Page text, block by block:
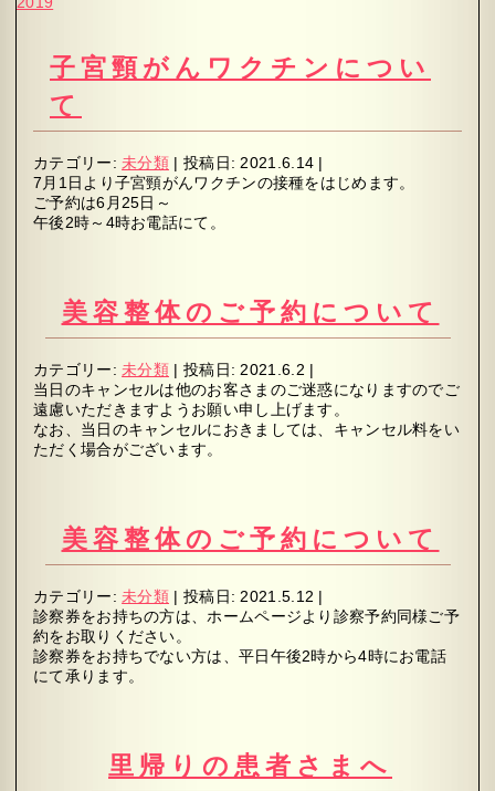
子宮頸がんワクチンについ
て
カテゴリー:未分類 | 投稿日: 2021.6.14 |
7月1日より子宮頸がんワクチンの接種をはじめます。
ご予約は6月25日～
午後2時～4時お電話にて。
美容整体のご予約について
カテゴリー:未分類 | 投稿日: 2021.6.2 |
当日のキャンセルは他のお客さまのご迷惑になりますのでご
遠慮いただきますようお願い申し上げます。
なお、当日のキャンセルにおきましては、キャンセル料をい
ただく場合がございます。
美容整体のご予約について
カテゴリー:未分類 | 投稿日: 2021.5.12 |
診察券をお持ちの方は、ホームページより診察予約同様ご予
約をお取りください。
診察券をお持ちでない方は、平日午後2時から4時にお電話
にて承ります。
里帰りの患者さまへ